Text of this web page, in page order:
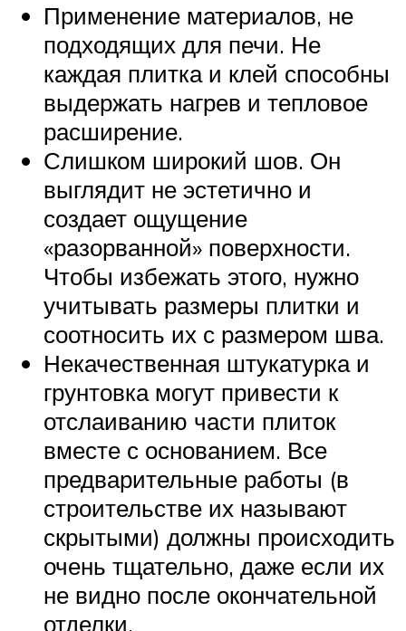
Применение материалов, не
подходящих для печи. Не
каждая плитка и клей способны
выдержать нагрев и тепловое
расширение.
Слишком широкий шов. Он
выглядит не эстетично и
создает ощущение
«разорванной» поверхности.
Чтобы избежать этого, нужно
учитывать размеры плитки и
соотносить их с размером шва.
Некачественная штукатурка и
грунтовка могут привести к
отслаиванию части плиток
вместе с основанием. Все
предварительные работы (в
строительстве их называют
скрытыми) должны происходить
очень тщательно, даже если их
не видно после окончательной
отделки.